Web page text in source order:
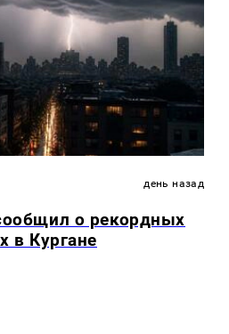
день назад
о рекордных
в Кургане